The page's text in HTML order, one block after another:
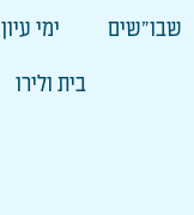
שבו"שים ימי עיון
בית ולירו